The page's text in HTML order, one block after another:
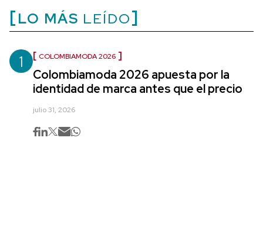
LO MÁS LEÍDO
1 COLOMBIAMODA 2026
Colombiamoda 2026 apuesta por la
identidad de marca antes que el precio
julio 31, 2026